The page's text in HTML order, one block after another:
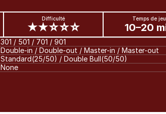
Difficulté
★★☆☆☆
Temps de jeu
10–20
301 / 501 / 701 / 901
Double-in / Double-out / Master-in / Master-out
Standard(25/50) / Double Bull(50/50)
None